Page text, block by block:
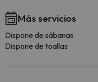
Más servicios
Dispone de sábanas
Dispone de toallas